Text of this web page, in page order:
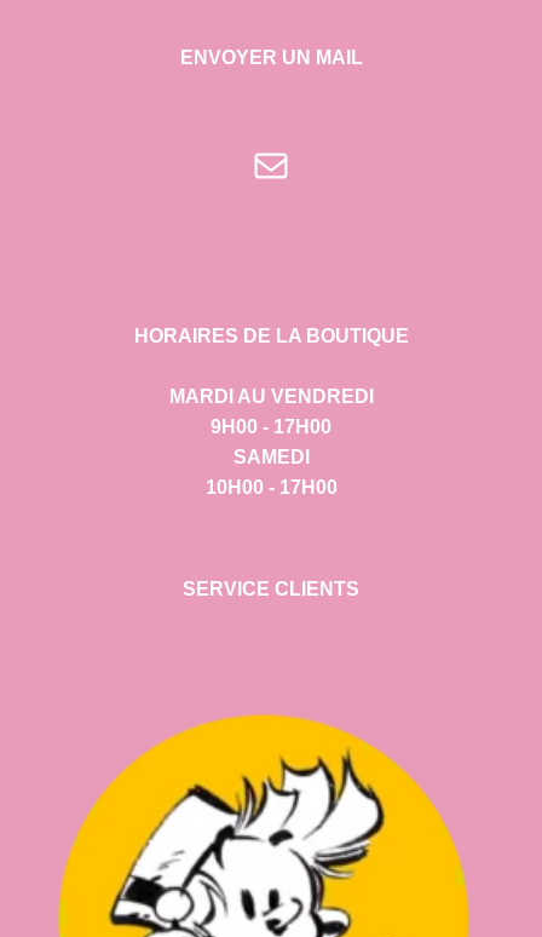
ENVOYER UN MAIL
E-mail
HORAIRES DE LA BOUTIQUE
MARDI AU VENDREDI
9H00 - 17H00
SAMEDI
10H00 - 17H00
SERVICE CLIENTS